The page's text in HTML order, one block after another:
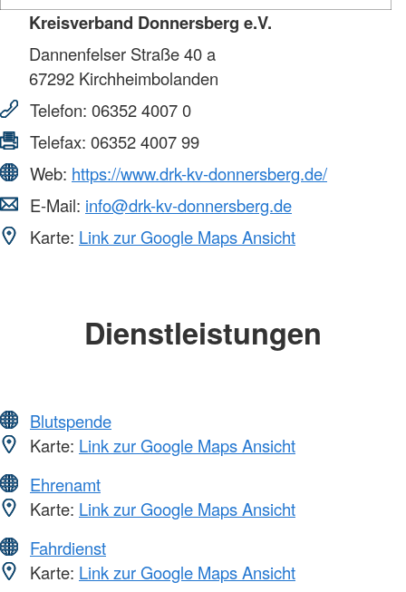
Kreisverband Donnersberg e.V.
Dannenfelser Straße 40 a
67292 Kirchheimbolanden
Telefon: 06352 4007 0
Telefax: 06352 4007 99
Web: https://www.drk-kv-donnersberg.de/
E-Mail: info@drk-kv-donnersberg.de
Karte: Link zur Google Maps Ansicht
Dienstleistungen
Blutspende
Karte: Link zur Google Maps Ansicht
Ehrenamt
Karte: Link zur Google Maps Ansicht
Fahrdienst
Karte: Link zur Google Maps Ansicht